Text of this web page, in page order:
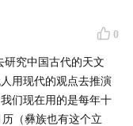
给我们好评
0
究中国古代的天文
用现代的观点去推演
们现在用的是每年十
（彝族也有这个立